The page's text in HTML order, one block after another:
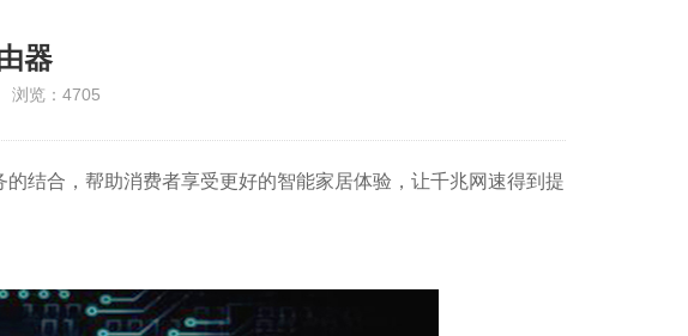
器
浏览：4705
结合，帮助消费者享受更好的智能家居体验，让千兆网速得到提